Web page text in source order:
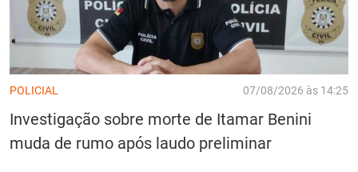
POLICIAL 07/08/2026 às 14:25
Investigação sobre morte de Itamar Benini
muda de rumo após laudo preliminar